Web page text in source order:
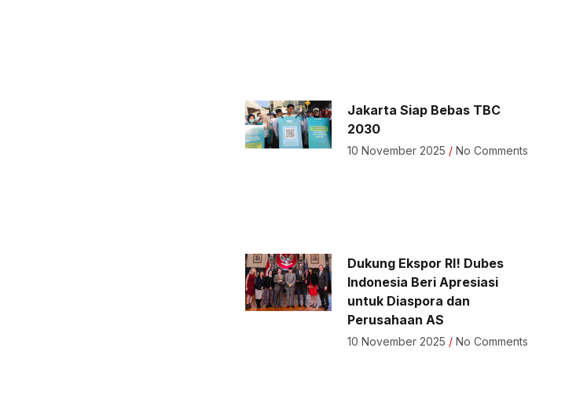
Jakarta Siap Bebas TBC
2030
10 November 2025 No Comments
Dukung Ekspor RI! Dubes
Indonesia Beri Apresiasi
untuk Diaspora dan
Perusahaan AS
10 November 2025 No Comments